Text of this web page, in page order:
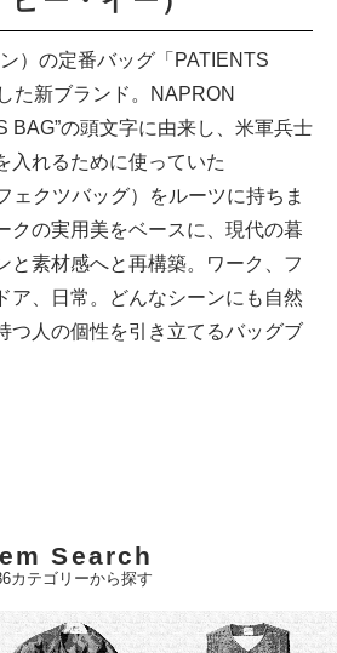
）の定番バッグ「PATIENTS
た新ブランド。NAPRON
BAG”の頭文字に由来し、米軍兵士
入れるために使っていた
ェクツバッグ）をルーツに持ちま
クの実用美をベースに、現代の暮
と素材感へと再構築。ワーク、フ
ア、日常。どんなシーンにも自然
つ人の個性を引き立てるバッグブ
Search
カテゴリーから探す